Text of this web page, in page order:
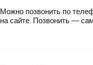
Можно позвонить по
на сайте. Позвонить —